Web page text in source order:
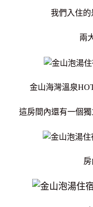
我們入住
兩
金山海灣溫泉
這房間內還有一個